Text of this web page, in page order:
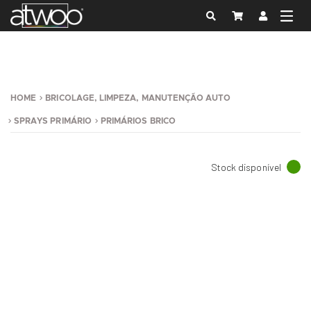
HOME BRICOLAGE, LIMPEZA, MANUTENÇÃO AUTO
SPRAYS PRIMÁRIO PRIMÁRIOS BRICO
Stock disponível